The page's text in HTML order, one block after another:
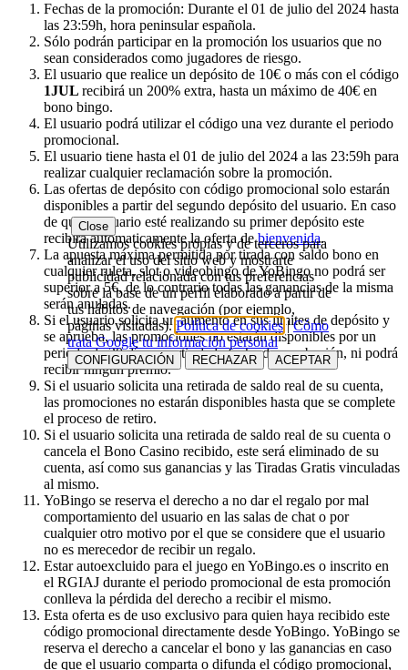
Fechas de la promoción: Durante el 01 de julio del 2024 hasta
las 23:59h, hora peninsular española.
Sólo podrán participar en la promoción los usuarios que no
sean considerados como jugadores de riesgo.
El usuario que realice un depósito de 10€ o más con el código
1JUL recibirá un 200% extra, hasta un máximo de 40€ en
bono bingo.
El usuario podrá utilizar el código una vez durante el periodo
promocional.
El usuario tiene hasta el 01 de julio del 2024 a las 23:59h para
realizar cualquier reclamación sobre la promoción.
Las ofertas de depósito con código promocional solo estarán
disponibles a partir del segundo depósito del usuario. En caso
de que el usuario esté realizando su primer depósito este
recibirá automaticamente la oferta debienvenida.
La apuesta máxima permitida por tirada con saldo bono en
cualquier ruleta, slot o videobingo de YoBingo no podrá ser
superior a 5€, de lo contrario todas las ganancias de la misma
serán anuladas.
Si el usuario solicita un aumento en sus límites de depósito y
se aprueba, las promociones no estarán disponibles por un
periodo de 30 días a partir de la fecha de aprobación, ni podrá
recibir ningún premio.
Si el usuario solicita una retirada de saldo real de su cuenta,
las promociones no estarán disponibles hasta que se complete
el proceso de retiro.
Si el usuario solicita una retirada de saldo real de su cuenta o
cancela el Bono Casino recibido, este será eliminado de su
cuenta, así como sus ganancias y las Tiradas Gratis vinculadas
al mismo.
YoBingo se reserva el derecho a no dar el regalo por mal
comportamiento del usuario en las salas de chat o por
cualquier otro motivo por el que se considere que el usuario
no es merecedor de recibir un regalo.
Estar autoexcluido para el juego en YoBingo.es o inscrito en
el RGIAJ durante el periodo promocional de esta promoción
conlleva la pérdida del derecho a recibir el mismo.
Esta oferta es de uso exclusivo para quien haya recibido este
código promocional directamente desde YoBingo. YoBingo se
reserva el derecho a cancelar el bono y las ganancias en caso
de que el usuario comparta o difunda el código promocional,
Close
Utilizamos cookies propias y de terceros para
analizar el uso del sitio web y mostrarte
publicidad relacionada con tus preferencias
sobre la base de un perfil elaborado a partir de
tus hábitos de navegación (por ejemplo,
páginas visitadas).Política de cookies|Cómo
trata Google tu información personal
CONFIGURACIÓN RECHAZAR ACEPTAR